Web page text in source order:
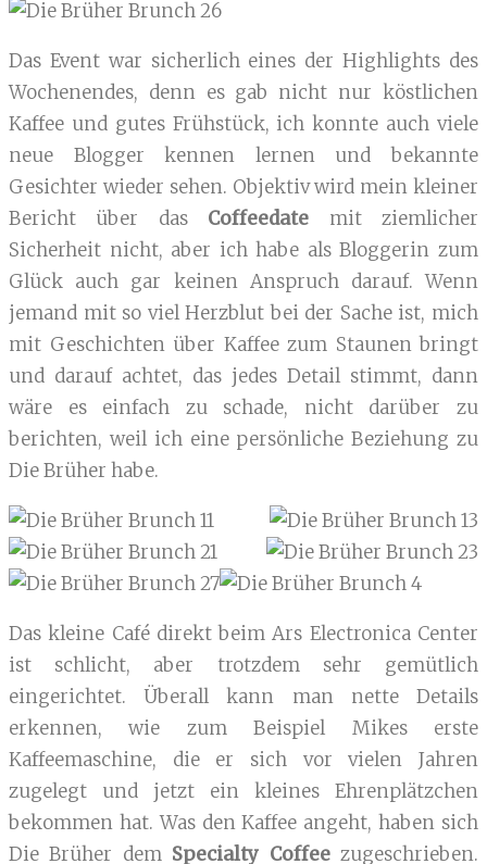
Das Event war sicherlich eines der Highlights des
Wochenendes, denn es gab nicht nur köstlichen
Kaffee und gutes Frühstück, ich konnte auch viele
neue Blogger kennen lernen und bekannte
Gesichter wieder sehen. Objektiv wird mein kleiner
Bericht über das Coffeedate mit ziemlicher
Sicherheit nicht, aber ich habe als Bloggerin zum
Glück auch gar keinen Anspruch darauf. Wenn
jemand mit so viel Herzblut bei der Sache ist, mich
mit Geschichten über Kaffee zum Staunen bringt
und darauf achtet, das jedes Detail stimmt, dann
wäre es einfach zu schade, nicht darüber zu
berichten, weil ich eine persönliche Beziehung zu
Die Brüher habe.
Das kleine Café direkt beim Ars Electronica Center
ist schlicht, aber trotzdem sehr gemütlich
eingerichtet. Überall kann man nette Details
erkennen, wie zum Beispiel Mikes erste
Kaffeemaschine, die er sich vor vielen Jahren
zugelegt und jetzt ein kleines Ehrenplätzchen
bekommen hat. Was den Kaffee angeht, haben sich
Die Brüher dem Specialty Coffeezugeschrieben.